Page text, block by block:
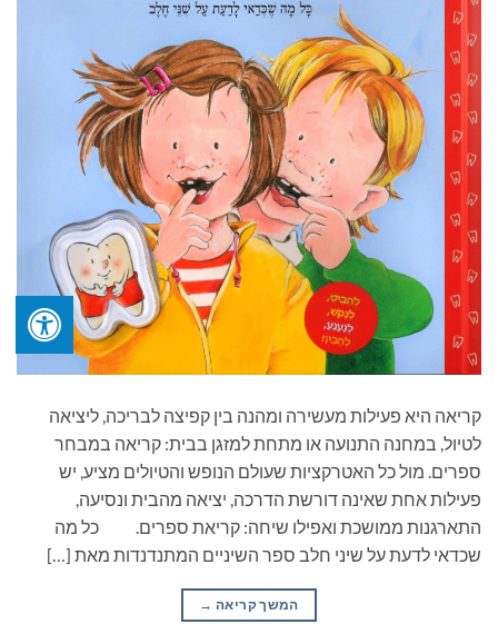
קריאה היא פעילות מעשירה ומהנה בין קפיצה לבריכה, ליציאה
לטיול, במחנה התנועה או מתחת למזגן בבית: קריאה במבחר
ספרים. מול כל האטרקציות שעולם הנופש והטיולים מציע, יש
פעילות אחת שאינה דורשת הדרכה, יציאה מהבית ונסיעה,
התארגנות ממושכת ואפילו שיחה: קריאת ספרים. כל מה
שכדאי לדעת על שיני חלב ספר השיניים המתנדנדות מאת […]
המשך קריאה →